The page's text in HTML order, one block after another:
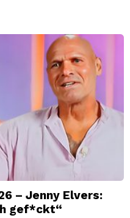
– Jenny Elvers:
gef*ckt“